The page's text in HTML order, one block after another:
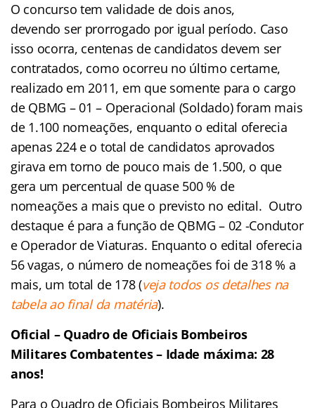
O concurso tem validade de dois anos,
devendo ser prorrogado por igual período. Caso
isso ocorra, centenas de candidatos devem ser
contratados, como ocorreu no último certame,
realizado em 2011, em que somente para o cargo
de QBMG – 01 – Operacional (Soldado) foram mais
de 1.100 nomeações, enquanto o edital oferecia
apenas 224 e o total de candidatos aprovados
girava em torno de pouco mais de 1.500, o que
gera um percentual de quase 500 % de
nomeações a mais que o previsto no edital. Outro
destaque é para a função de QBMG – 02 -Condutor
e Operador de Viaturas. Enquanto o edital oferecia
56 vagas, o número de nomeações foi de 318 % a
mais, um total de 178 (veja todos os detalhes na
tabela ao final da matéria).
Oficial – Quadro de Oficiais Bombeiros
Militares Combatentes – Idade máxima: 28
anos!
Para o Quadro de Oficiais Bombeiros Militares